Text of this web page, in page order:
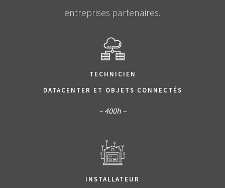
entreprises partenaires.
T ECHNICIEN
DATACENTER ET OBJETS CONNECTÉS
– 400h –
INSTALLATEUR